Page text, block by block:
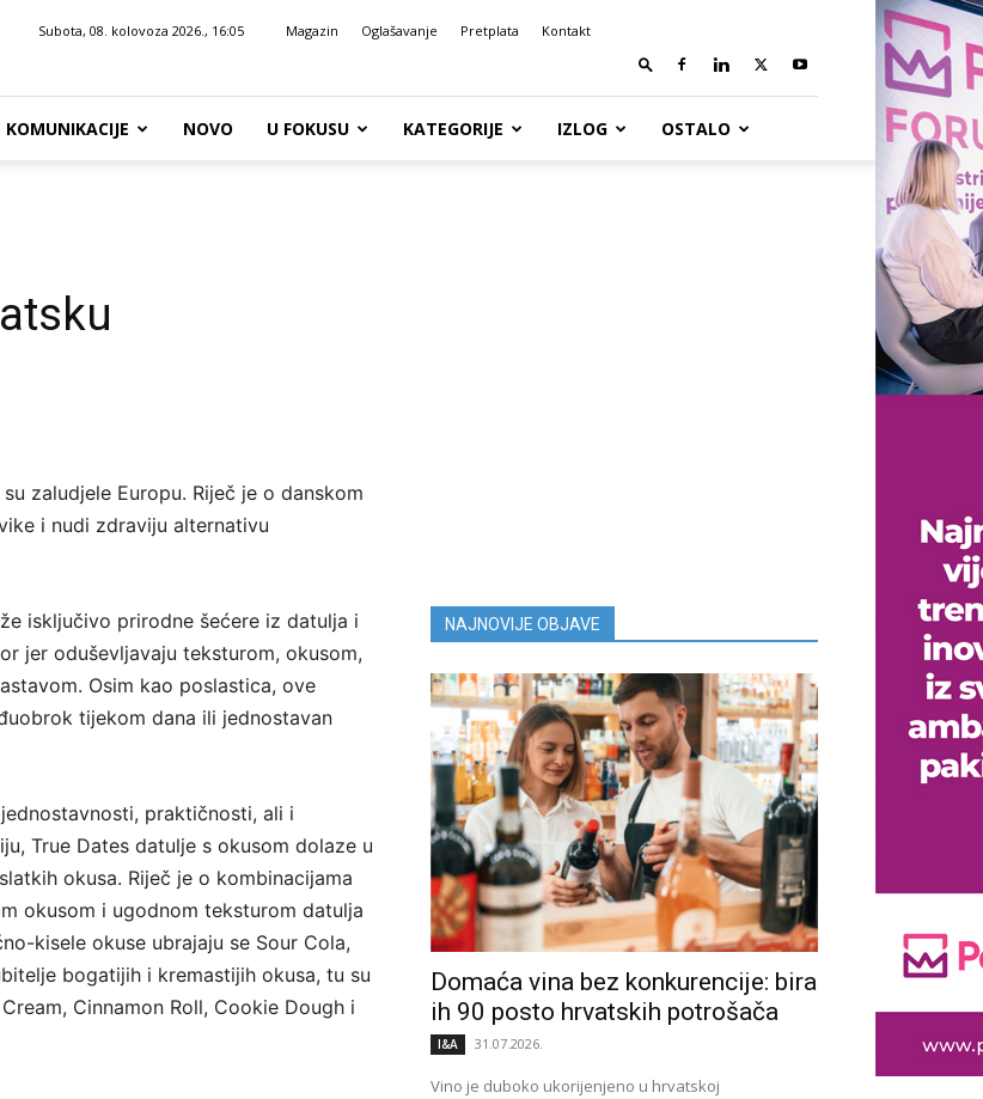
Subota, 08. kolovoza 2026., 16:05 Magazin Oglašavanje Pretplata Kontakt
KOMUNIKACIJE NOVO U FOKUSU KATEGORIJE IZLOG OSTALO
zaludjele Europu. Riječ je o danskom
i nudi zdraviju alternativu
isključivo prirodne šećere iz datulja i
jer oduševljavaju teksturom, okusom,
Osim kao poslastica, ove
tijekom dana ili jednostavan
praktičnosti, ali i
True Dates datulje s okusom dolaze u
okusa. Riječ je o kombinacijama
okusom i ugodnom teksturom datulja
kisele okuse ubrajaju se Sour Cola,
bogatijih i kremastijih okusa, tu su
Cinnamon Roll, Cookie Dough i
NAJNOVIJE OBJAVE
Domaća vina bez konkurencije: bira
ih 90 posto hrvatskih potrošača
I&A 31.07.2026.
Vino je duboko ukorijenjeno u hrvatskoj